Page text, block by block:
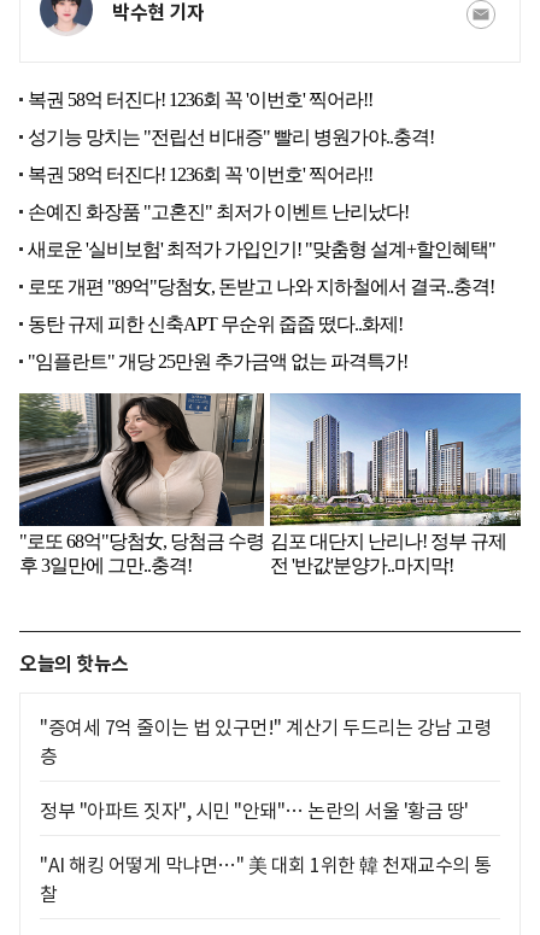
박수현 기자
오늘의 핫뉴스
"증여세 7억 줄이는 법 있구먼!" 계산기 두드리는 강남 고령
층
정부 "아파트 짓자", 시민 "안돼"… 논란의 서울 '황금 땅'
"AI 해킹 어떻게 막냐면…" 美 대회 1위한 韓 천재교수의 통
찰